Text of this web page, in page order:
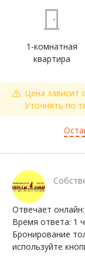
1-комнатная
квартира
Цена зависит
Уточнять по
Отвечает
Время ответа: 1
Бронирование
используйте